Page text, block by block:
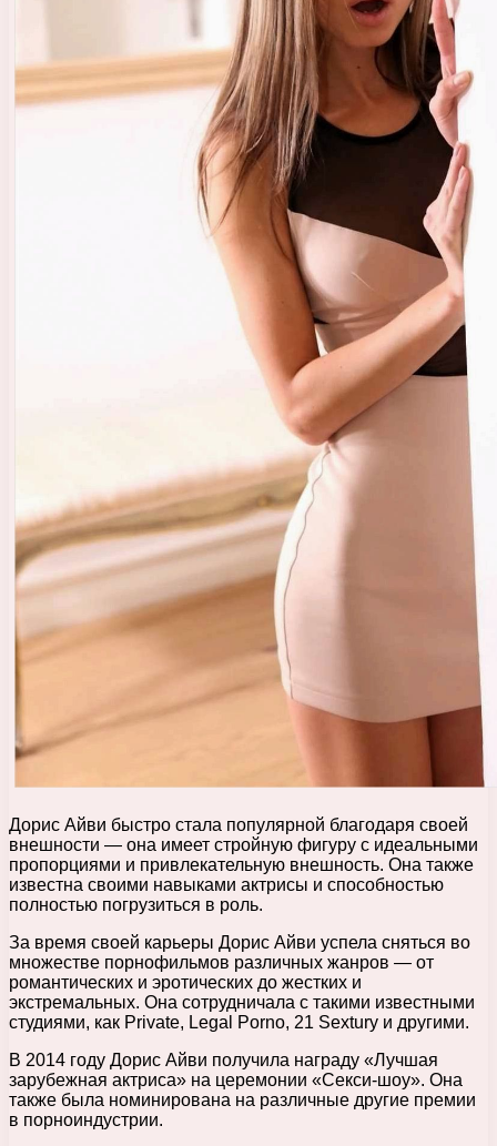
Дорис Айви быстро стала популярной благодаря своей
внешности — она имеет стройную фигуру с идеальными
пропорциями и привлекательную внешность. Она также
известна своими навыками актрисы и способностью
полностью погрузиться в роль.
За время своей карьеры Дорис Айви успела сняться во
множестве порнофильмов различных жанров — от
романтических и эротических до жестких и
экстремальных. Она сотрудничала с такими известными
студиями, как Private, Legal Porno, 21 Sextury и другими.
В 2014 году Дорис Айви получила награду «Лучшая
зарубежная актриса» на церемонии «Секси-шоу». Она
также была номинирована на различные другие премии
в порноиндустрии.